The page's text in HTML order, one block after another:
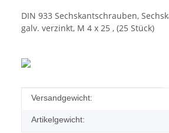
DIN 933 Sechskantschrauben,
galv. verzinkt, M 4 x 25 , (25 Stück)
Produkteigenschaft
Wert
Versandgewicht:
Artikelgewicht: